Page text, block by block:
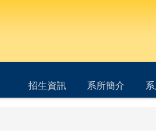
招生資訊 系所簡介